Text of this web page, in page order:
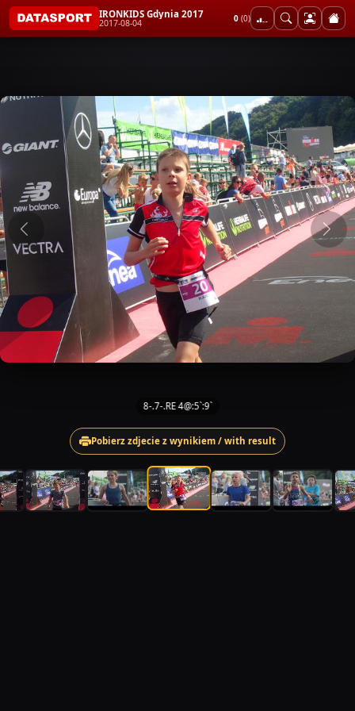
IRONKIDS Gdynia 2017
2017-08-04 0 (0)
8-.7-.RE 4@:5`:9`
Pobierz zdjecie z wynikiem / with result